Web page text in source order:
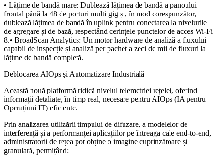
• Lățime de bandă mare: Dublează lățimea de bandă a panoului
frontal până la 48 de porturi multi-gig și, în mod corespunzător,
dublează lățimea de bandă în uplink pentru conectarea la nivelurile
de agregare și de bază, respectând cerințele punctelor de acces Wi-Fi
8.• BroadScan Analytics: Un motor hardware de analiză a fluxului
capabil de inspecție și analiză per pachet a zeci de mii de fluxuri la
lățime de bandă completă.
Deblocarea AIOps și Automatizare Industrială
Această nouă platformă ridică nivelul telemetriei rețelei, oferind
informații detaliate, în timp real, necesare pentru AIOps (IA pentru
Operațiuni IT) eficiente.
Prin analizarea utilizării timpului de difuzare, a modelelor de
interferență și a performanței aplicațiilor pe întreaga cale end-to-end,
administratorii de rețea pot obține o imagine cuprinzătoare și
granulară, permițând: